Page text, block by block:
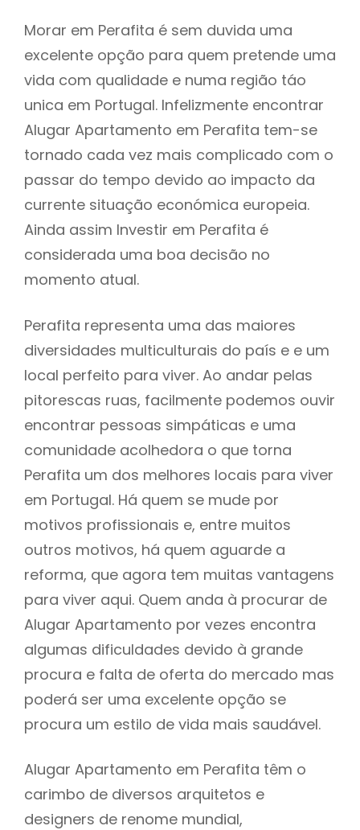
Morar em Perafita é sem duvida uma
excelente opção para quem pretende uma
vida com qualidade e numa região táo
unica em Portugal. Infelizmente encontrar
Alugar Apartamento em Perafita tem-se
tornado cada vez mais complicado com o
passar do tempo devido ao impacto da
currente situação económica europeia.
Ainda assim Investir em Perafita é
considerada uma boa decisão no
momento atual.
Perafita representa uma das maiores
diversidades multiculturais do país e e um
local perfeito para viver. Ao andar pelas
pitorescas ruas, facilmente podemos ouvir
encontrar pessoas simpáticas e uma
comunidade acolhedora o que torna
Perafita um dos melhores locais para viver
em Portugal. Há quem se mude por
motivos profissionais e, entre muitos
outros motivos, há quem aguarde a
reforma, que agora tem muitas vantagens
para viver aqui. Quem anda à procurar de
Alugar Apartamento por vezes encontra
algumas dificuldades devido à grande
procura e falta de oferta do mercado mas
poderá ser uma excelente opção se
procura um estilo de vida mais saudável.
Alugar Apartamento em Perafita têm o
carimbo de diversos arquitetos e
designers de renome mundial,